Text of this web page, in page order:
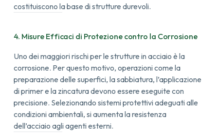
costituiscono la base di strutture durevoli.
4. Misure Efficaci di Protezione contro la Corrosione
Uno dei maggiori rischi per le strutture in acciaio è la
corrosione. Per questo motivo, operazioni come la
preparazione delle superfici, la sabbiatura, l’applicazione
di primer e la zincatura devono essere eseguite con
precisione. Selezionando sistemi protettivi adeguati alle
condizioni ambientali, si aumenta la resistenza
dell’acciaio agli agenti esterni.